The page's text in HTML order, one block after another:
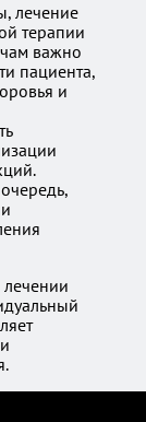
лечение
терапии
важно
пациента,
и